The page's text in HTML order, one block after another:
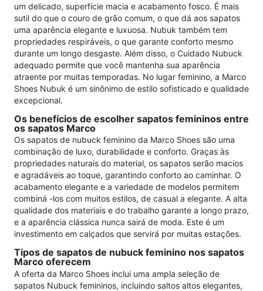
um delicado, superfície macia e acabamento fosco. É mais
sutil do que o couro de grão comum, o que dá aos sapatos
uma aparência elegante e luxuosa. Nubuk também tem
propriedades respiráveis, o que garante conforto mesmo
durante um longo desgaste. Além disso, o Cuidado Nubuck
adequado permite que você mantenha sua aparência
atraente por muitas temporadas. No lugar feminino, a Marco
Shoes Nubuk é um sinônimo de estilo sofisticado e qualidade
excepcional.
Os benefícios de escolher sapatos femininos entre
os sapatos Marco
Os sapatos de nubuck feminino da Marco Shoes são uma
combinação de luxo, durabilidade e conforto. Graças às
propriedades naturais do material, os sapatos serão macios
e agradáveis ​​ao toque, garantindo conforto ao caminhar. O
acabamento elegante e a variedade de modelos permitem
combiná -los com muitos estilos, de casual a elegante. A alta
qualidade dos materiais e do trabalho garante a longo prazo,
e a aparência clássica nunca sairá de moda. Este é um
investimento em calçados que servirá por muitas estações.
Tipos de sapatos de nubuck feminino nos sapatos
Marco oferecem
A oferta da Marco Shoes inclui uma ampla seleção de
sapatos Nubuck femininos, incluindo saltos altos elegantes,